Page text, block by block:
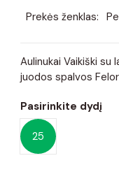
Prekės ženklas:
Aulinukai Vaikiški
juodos spalvos
Pasirinkite dydį
25